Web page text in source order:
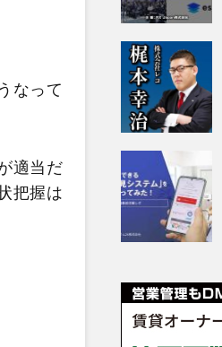
なって
適当だ
把握は